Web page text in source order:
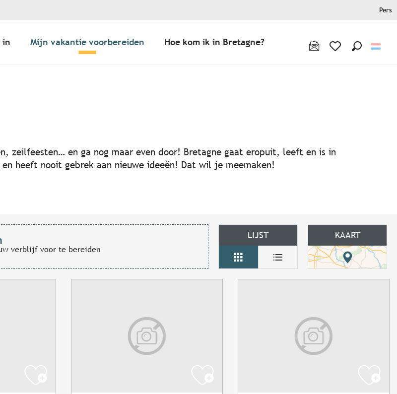
Pers
in Mijn vakantie voorbereiden Hoe kom ik in Bretagne?
favoris
zeilfeesten… en ga nog maar even door! Bretagne gaat eropuit, leeft en is in
heeft nooit gebrek aan nieuwe ideeën! Dat wil je meemaken!
verblijf voor te bereiden
LIJST KAART